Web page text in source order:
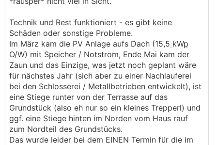
Technik und Rest funktioniert - es gibt keine
Schäden oder sonstige Probleme.
Im März kam die PV Anlage aufs Dach (15,5 kWp
O/W) mit Speicher / Notstrom, Ende Mai kam der
Zaun und das Einzige, was jetzt noch geplant wäre
für nächstes Jahr (sich aber zu einer Nachlauferei
bei den Schlosserei / Metallbetrieben entwickelt), ist
eine Stiege runter von der Terrasse auf das
Grundstück (also eh nur so ein kleines Trepperl) und
ggf. eine Stiege hinten im Norden vom Haus rauf
zum Nordteil des Grundstücks.
Das wurde leider bei dem EINEN Termin für die im